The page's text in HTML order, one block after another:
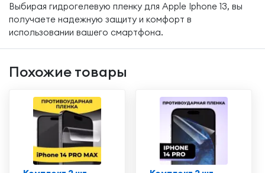
Выбирая гидрогелевую пленку для Apple Iphone 13, вы
получаете надежную защиту и комфорт в
использовании вашего смартфона.
Похожие товары